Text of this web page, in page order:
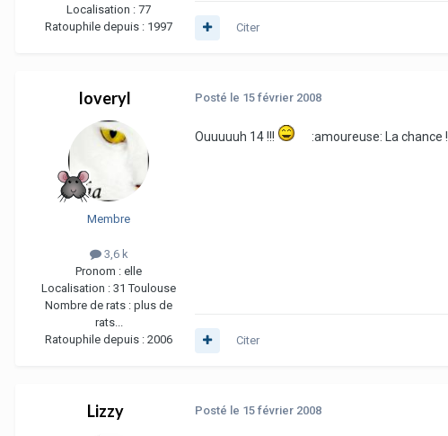
Localisation : 77
Ratouphile depuis : 1997 Citer
loveryl
Membre
3,6 k
Pronom : elle
Localisation : 31 Toulouse
Nombre de rats : plus de
rats...
Ratouphile depuis : 2006
Posté le 15 février 2008
Ouuuuuh 14 !!! :amoureuse: La chance !
Citer
Lizzy Posté le 15 février 2008